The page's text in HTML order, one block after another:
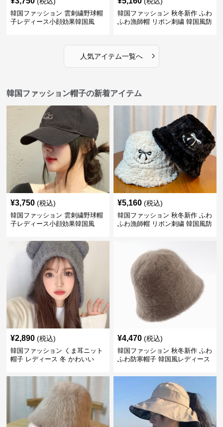
韓国ファッション 雲刺繍野球帽
子レディース小顔効果韓国風
韓国ファッション 秋冬新作 ふわ
ふわ漁師帽 リボン刺繍 韓国風防
人気アイテム一覧へ ›
韓国ファッション帽子の新着アイテム
¥3,750 (税込)
韓国ファッション 雲刺繍野球帽
子レディース小顔効果韓国風
¥5,160 (税込)
韓国ファッション 秋冬新作 ふわ
ふわ漁師帽 リボン刺繍 韓国風防
¥2,890 (税込)
韓国ファッション くま耳ニット
帽子 レディース 冬 かわいい
¥4,470 (税込)
韓国ファッション 秋冬新作 ふわ
ふわ防寒帽子 韓国風レディース